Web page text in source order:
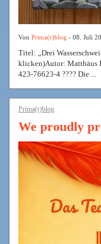
Von Prima(r)blog - 08. Juli
Titel: „Drei
klicken)Autor: Matthäus
423-76623-4 ???? Die ...
Prima(r)blog
We proudly